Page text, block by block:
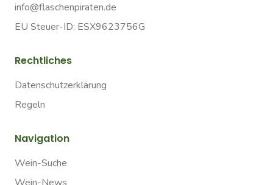
info@flaschenpiraten.de
EU Steuer-ID: ESX9623756G
Rechtliches
Datenschutzerklärung
Regeln
Navigation
Wein-Suche